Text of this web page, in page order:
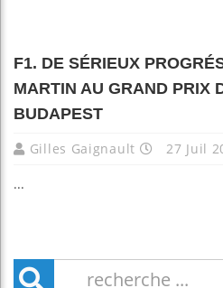
F1. DE SÉRIEUX
MARTIN AU GRAND PRIX
BUDAPEST
Gilles Gaignault 27 Juil
...